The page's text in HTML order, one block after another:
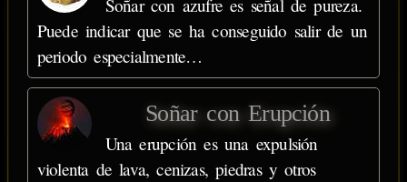
Soñar con azufre es señal de pureza.
Puede indicar que se ha conseguido salir de un
periodo especialmente…
Soñar con Erupción
Una erupción es una expulsión
violenta de lava, cenizas, piedras y otros